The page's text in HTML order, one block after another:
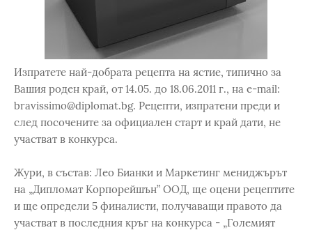
Изпратете най-добрата рецепта на ястие, типично за
Вашия роден край, от 14.05. до 18.06.2011 г., на e-mail:
bravissimo@diplomat.bg. Рецепти, изпратени преди и
след посочените за официален старт и край дати, не
участват в конкурса.
Жури, в състав: Лео Бианки и Маркетинг мениджърът
на „Дипломат Корпорейшън” ООД, ще оцени рецептите
и ще определи 5 финалисти, получаващи правото да
участват в последния кръг на конкурса - „Големият